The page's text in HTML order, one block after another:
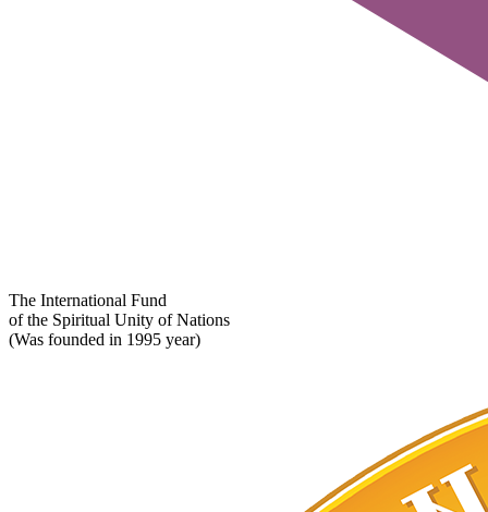
The International Fund
of the Spiritual Unity of Nations
(Was founded in 1995 year)